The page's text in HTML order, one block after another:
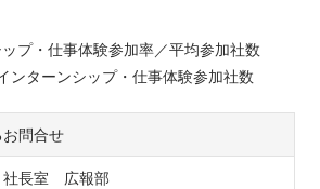
ップ・仕事体験参加率／平均参加社数
ンターンシップ・仕事体験参加社数
問合せ
長室 広報部